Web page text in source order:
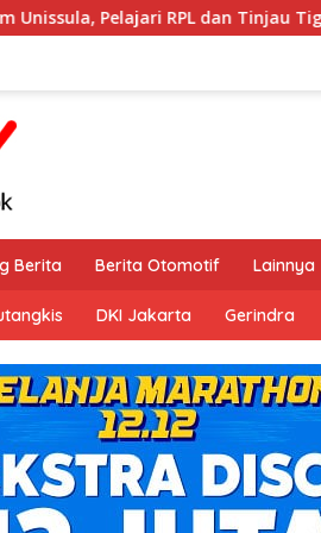
dan Tinjau Tiga Laboratorium
Berita Berita Otomotif Lainnya
DKI Jakarta Gerindra